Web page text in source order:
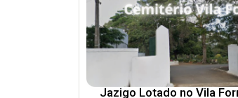
Jazigo Lotado no Vila